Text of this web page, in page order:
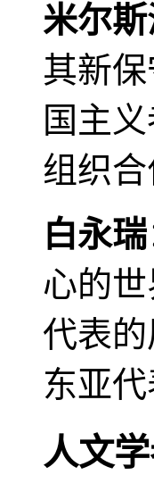
米尔
其新
国主
组织
白永瑞
心的
代表
东亚
人文